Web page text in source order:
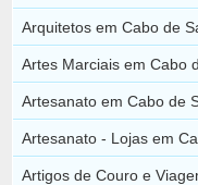
Arquitetos em Cabo de
Artes Marciais em Cabo
Artesanato em Cabo de
Artesanato - Lojas em
Artigos de Couro e